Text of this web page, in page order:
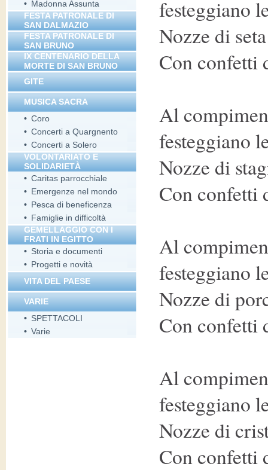
• Madonna Assunta
FESTA PATRONALE DI
SAN DALMAZIO
FESTA PATRONALE DI
SAN BRUNO
IX CENTENARIO DELLA
MORTE DI SAN BRUNO
GITE
MUSICA SACRA
• Coro
• Concerti a Quargnento
• Concerti a Solero
VOLONTARIATO E
SOLIDARIETÀ
• Caritas parrocchiale
• Emergenze nel mondo
• Pesca di beneficenza
• Famiglie in difficoltà
GEMELLAGGIO CON I
FRATI IN EGITTO
• Storia e documenti
• Progetti e novità
VITA DEL PAESE
VARIE
• SPETTACOLI
• Varie
festeggiano
Nozze di seta
Con confetti
Al
festeggiano
Nozze di
Con confetti
Al
festeggiano
Nozze di
Con confetti
Al
festeggiano
Nozze di
Con confetti